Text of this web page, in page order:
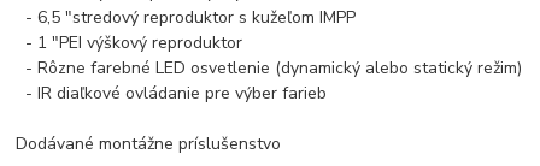
- 6,5 "stredový reproduktor s kužeľom IMPP
- 1 "PEI výškový reproduktor
- Rôzne farebné LED osvetlenie (dynamický alebo statický režim)
- IR diaľkové ovládanie pre výber farieb
Dodávané montážne príslušenstvo